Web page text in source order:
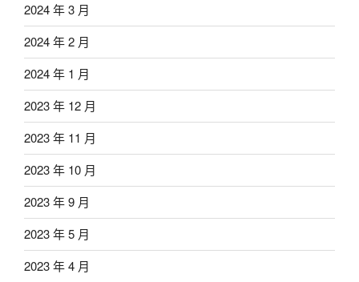
2024 年 3 月
2024 年 2 月
2024 年 1 月
2023 年 12 月
2023 年 11 月
2023 年 10 月
2023 年 9 月
2023 年 5 月
2023 年 4 月